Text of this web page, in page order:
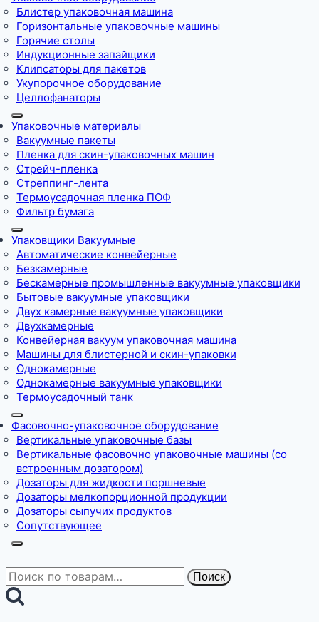
Блистер упаковочная машина
Горизонтальные упаковочные машины
Горячие столы
Индукционные запайщики
Клипсаторы для пакетов
Укупорочное оборудование
Целлофанаторы
Упаковочные материалы
Вакуумные пакеты
Пленка для скин-упаковочных машин
Стрейч-пленка
Стреппинг-лента
Термоусадочная пленка ПОФ
Фильтр бумага
Упаковщики Вакуумные
Автоматические конвейерные
Безкамерные
Бескамерные промышленные вакуумные упаковщики
Бытовые вакуумные упаковщики
Двух камерные вакуумные упаковщики
Двухкамерные
Конвейерная вакуум упаковочная машина
Машины для блистерной и скин-упаковки
Однокамерные
Однокамерные вакуумные упаковщики
Термоусадочный танк
Фасовочно-упаковочное оборудование
Вертикальные упаковочные базы
Вертикальные фасовочно упаковочные машины (со
встроенным дозатором)
Дозаторы для жидкости поршневые
Дозаторы мелкопорционной продукции
Дозаторы сыпучих продуктов
Сопутствующее
Искать: Поиск